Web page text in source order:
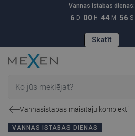
Vannas istabas dienas:
6 D 00 H 44 M 55 S
Skatīt
Vannasistabas maisītāju komplekti
VANNAS ISTABAS DIENAS